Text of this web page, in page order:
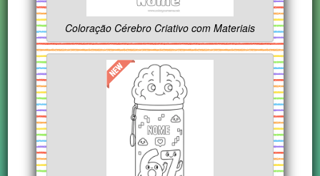
Coloração Cérebro Criativo com Materiais